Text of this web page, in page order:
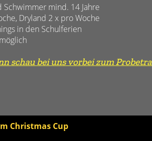
mind. 14 Jahre
Dryland 2 x pro Woche
in den Schulferien
schau bei uns vorbei zum
Christmas Cup